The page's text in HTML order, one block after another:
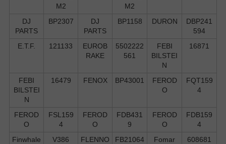
M2
M2
DJ
PARTS
BP2307
DJ
PARTS
BP1158 DURON
DBP241
594
E.T.F.
121133
EUROB
RAKE
5502222
561
FEBI
BILSTEI
N
16871
FEBI
BILSTEI
N
16479 FENOX BP43001
FEROD
O
FQT159
4
FEROD
O
FSL159
4
FEROD
O
FDB431
9
FEROD
O
FDB159
4
Finwhale
V386
FLENNO
FB21064
Fomar
608681